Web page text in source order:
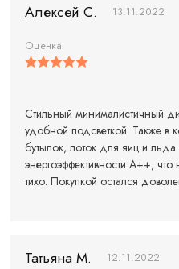
Алексей С. 13.11.2022
Оценка
Стильный минималистичный
удобной подсветкой. Также в
бутылок, лоток для яиц и
энергоэффективности А++,
тихо. Покупкой остался
Татьяна M. 12.11.2022